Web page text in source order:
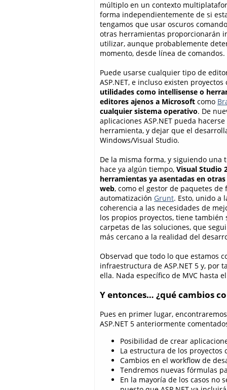
múltiplo en un contexto
forma independientemente de si
tengamos que usar oscuros
otras herramientas proporcionarán
utilizar, aunque probablemente
momento, desde línea de comandos.
Puede usarse cualquier tipo de
ASP.NET, e incluso existen
utilidades como intellisense o
editores ajenos a Microsoft como
cualquier sistema operativo. De
aplicaciones ASP.NET pueda
herramienta, y dejar que el
Windows/Visual Studio.
De la misma forma, y siguiendo una
hace ya algún tiempo, Visual Studio
herramientas ya asentadas en
web, como el gestor de paquetes
automatización Grunt. Esto, unido a
coherencia a las necesidades de
los propios proyectos, tiene
carpetas de las soluciones, que
más cercano a la realidad del
Observad que todo lo que estamos
infraestructura de ASP.NET 5 y, por
ella. Nada específico de MVC hasta
Y entonces… ¿qué cambios
Pues en primer lugar,
ASP.NET 5 anteriormente
Posibilidad de crear
La estructura de los proyectos
Cambios en el workflow de
Tendremos nuevas fórmulas
En la mayoría de los casos no